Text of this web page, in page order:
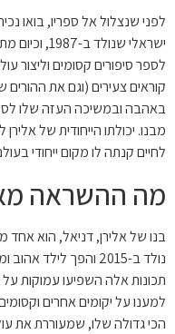
לפני שנצלול אל ספריו, בואו
ישראלי
לספר סיפורים קסומים וליצור
קוראים צעירים (וגם את
באהבה ובמשיכה העזה שלו
מבנו. יכולתו הייחודית של
לחיים קנתה לו מקום ייחודי
מה ההשראה
בנו של אלירן, דניאל, הוא אחד
נולד ב-2015 והפך
תכונות אלה השפיעו עמוקות על
למענו על יקומים אחרים
הכי גדולה שלו, שמעוררת את